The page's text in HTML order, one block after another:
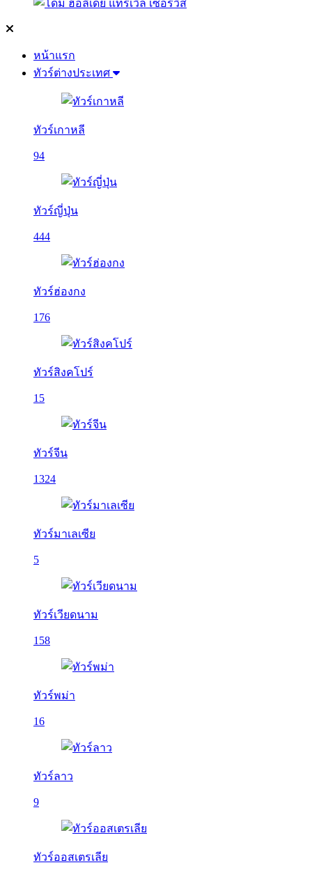
หน้าแรก
ทัวร์ต่างประเทศ
ทัวร์เกาหลี
94
ทัวร์ญี่ปุ่น
444
ทัวร์ฮ่องกง
176
ทัวร์สิงคโปร์
15
ทัวร์จีน
1324
ทัวร์มาเลเซีย
5
ทัวร์เวียดนาม
158
ทัวร์พม่า
16
ทัวร์ลาว
9
ทัวร์ออสเตรเลีย